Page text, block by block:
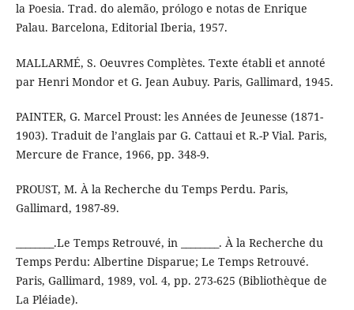
la Poesia. Trad. do alemão, prólogo e notas de Enrique
Palau. Barcelona, Editorial Iberia, 1957.
MALLARMÉ, S. Oeuvres Complètes. Texte établi et annoté
par Henri Mondor et G. Jean Aubuy. Paris, Gallimard, 1945.
PAINTER, G. Marcel Proust: les Années de Jeunesse (1871-
1903). Traduit de l’anglais par G. Cattaui et R.-P Vial. Paris,
Mercure de France, 1966, pp. 348-9.
PROUST, M. À la Recherche du Temps Perdu. Paris,
Gallimard, 1987-89.
________.Le Temps Retrouvé, in ________. À la Recherche du
Temps Perdu: Albertine Disparue; Le Temps Retrouvé.
Paris, Gallimard, 1989, vol. 4, pp. 273-625 (Bibliothèque de
La Pléiade).